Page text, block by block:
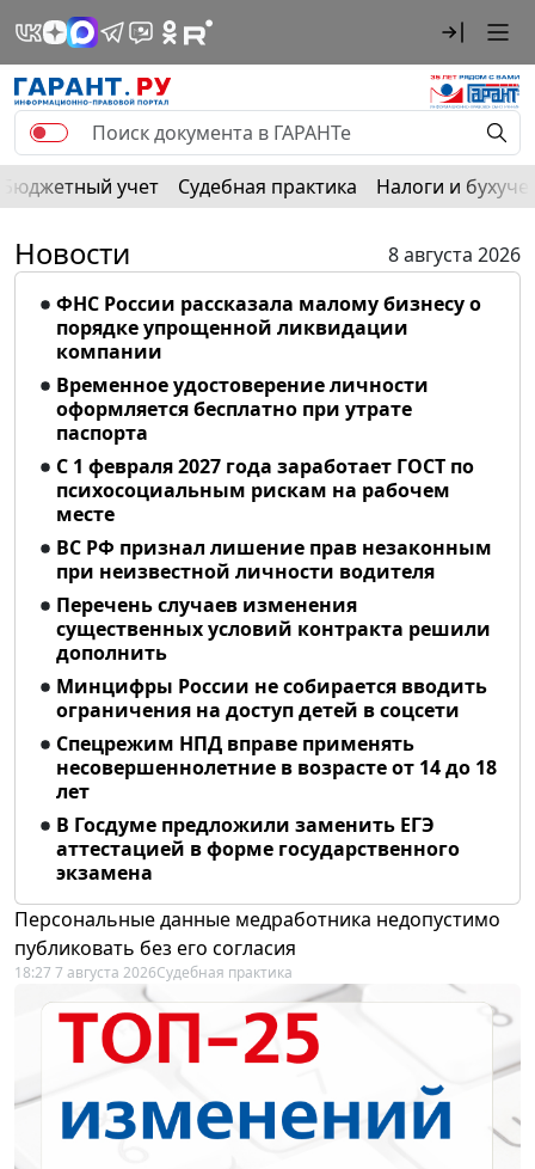
Бюджетный учет Судебная практика Налоги и
Новости
8 августа 2026
ФНС России рассказала малому бизнесу о
порядке упрощенной ликвидации
компании
Временное удостоверение личности
оформляется бесплатно при утрате
паспорта
С 1 февраля 2027 года заработает ГОСТ по
психосоциальным рискам на рабочем
месте
ВС РФ признал лишение прав незаконным
при неизвестной личности водителя
Перечень случаев изменения
существенных условий контракта решили
дополнить
Минцифры России не собирается вводить
ограничения на доступ детей в соцсети
Спецрежим НПД вправе применять
несовершеннолетние в возрасте от 14 до 18
лет
В Госдуме предложили заменить ЕГЭ
аттестацией в форме государственного
экзамена
Персональные данные медработника недопустимо
публиковать без его согласия
18:27 7 августа 2026Судебная практика